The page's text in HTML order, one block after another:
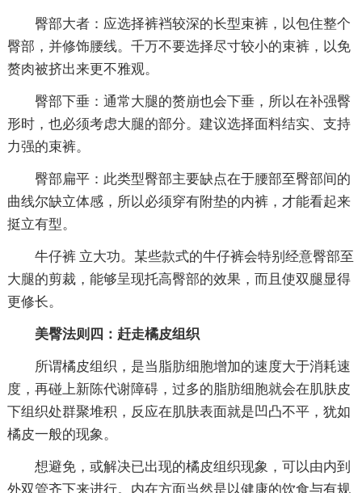
臀部大者：应选择裤裆较深的长型束裤，以包住整个
臀部，并修饰腰线。千万不要选择尽寸较小的束裤，以免
赘肉被挤出来更不雅观。
臀部下垂：通常大腿的赘崩也会下垂，所以在补强臀
形时，也必须考虑大腿的部分。建议选择面料结实、支持
力强的束裤。
臀部扁平：此类型臀部主要缺点在于腰部至臀部间的
曲线尔缺立体感，所以必须穿有附垫的内裤，才能看起来
挺立有型。
牛仔裤 立大功。某些款式的牛仔裤会特别经意臀部至
大腿的剪裁，能够呈现托高臀部的效果，而且使双腿显得
更修长。
美臀法则四：赶走橘皮组织
所谓橘皮组织，是当脂肪细胞增加的速度大于消耗速
度，再碰上新陈代谢障碍，过多的脂肪细胞就会在肌肤皮
下组织处群聚堆积，反应在肌肤表面就是凹凸不平，犹如
橘皮一般的现象。
想避免，或解决已出现的橘皮组织现象，可以由内到
外双管齐下来进行。内在方面当然是以健康的饮食与有规